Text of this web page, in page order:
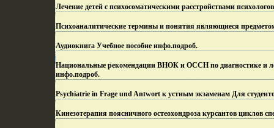
Лечение детей с психосоматическими расстройствами
Психоаналитические термины и понятия являющиеся
Аудиокнига Учебное пособие инфо.подроб.
Национальные рекомендации ВНОК и ОССН по диагностике и
инфо.подроб.
Psychiatrie in Frage und Antwort к устным экзаменам Для
Кинезотерапия поясничного остеохондроза курсантов циклов